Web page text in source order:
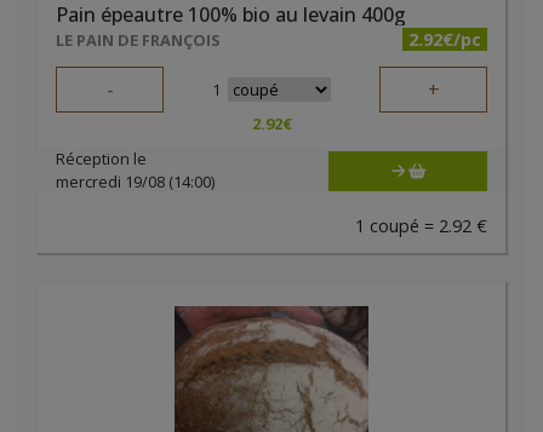
Pain épeautre 100% bio au levain 400g
LE PAIN DE FRANÇOIS 2.92€/pc
- 1 +
2.92€
Réception le
mercredi 19/08 (14:00)
1 coupé = 2.92 €